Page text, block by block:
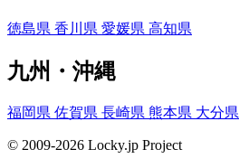
徳島県 香川県 愛媛県 高知県
九州・沖縄
福岡県 佐賀県 長崎県 熊本県 大分県
© 2009-2026 Locky.jp Project